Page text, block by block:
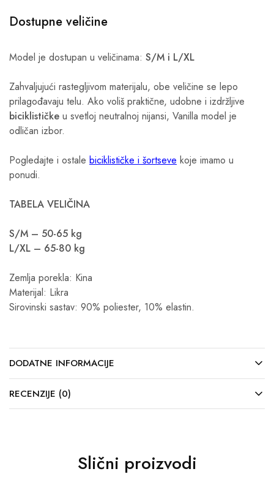
Dostupne veličine
Model je dostupan u veličinama: S/M i L/XL
Zahvaljujući rastegljivom materijalu, obe veličine se lepo
prilagođavaju telu. Ako voliš praktične, udobne i izdržljive
biciklističke u svetloj neutralnoj nijansi, Vanilla model je
odličan izbor.
Pogledajte i ostale biciklističke i šortseve koje imamo u
ponudi.
TABELA VELIČINA
S/M – 50-65 kg
L/XL – 65-80 kg
Zemlja porekla: Kina
Materijal: Likra
Sirovinski sastav: 90% poliester, 10% elastin.
DODATNE INFORMACIJE
RECENZIJE (0)
Slični proizvodi